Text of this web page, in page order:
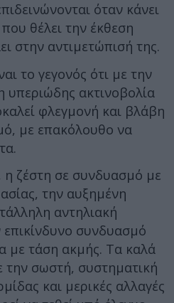
όταν κάνει
θέλει την έκθεση
στην αντιμετώπισή της.
το γεγονός ότι με την
ακτινοβολία
φλεγμονή και βλάβη
με επακόλουθο να
η ζέστη σε συνδυασμό με
την αυξημένη
αντηλιακή
συνδυασμό
με τάση ακμής. Τα καλά
την σωστή, συστηματική
και μερικές αλλαγές